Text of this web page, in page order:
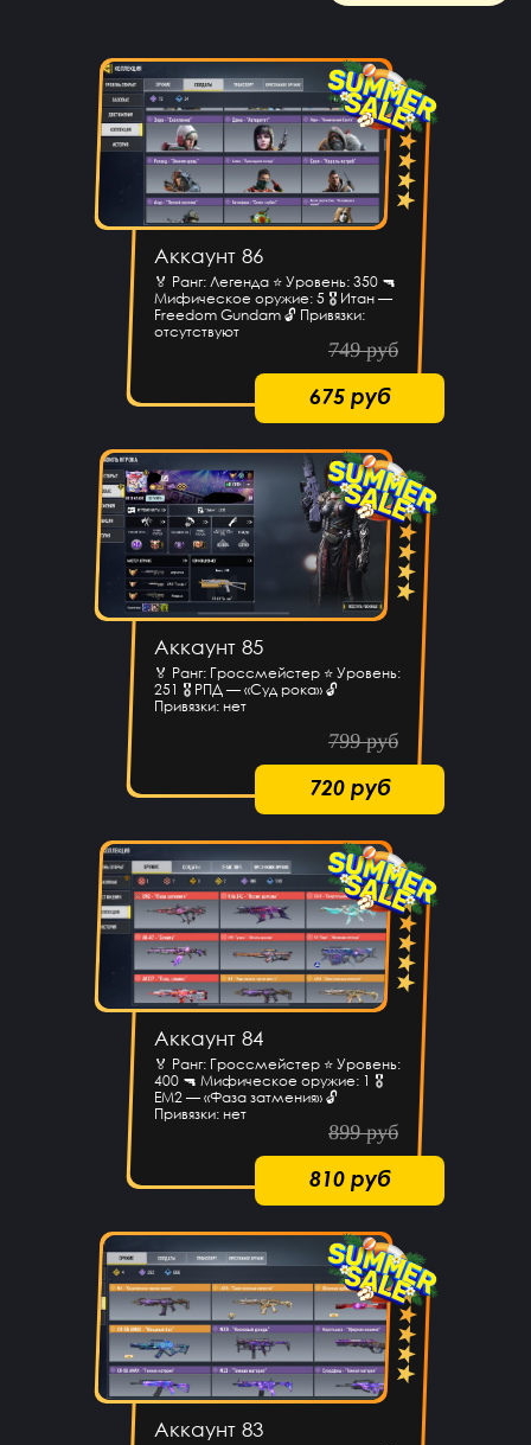
Аккаунт 86
🏅 Ранг: Легенда ⭐ Уровень: 350 🔫
Мифическое оружие: 5 🎖 Итан —
Freedom Gundam 🔓 Привязки:
отсутствуют
749 руб
675 руб
Аккаунт 85
🏅 Ранг: Гроссмейстер ⭐ Уровень:
251 🎖 РПД — «Суд рока» 🔓
Привязки: нет
799 руб
720 руб
Аккаунт 84
🏅 Ранг: Гроссмейстер ⭐ Уровень:
400 🔫 Мифическое оружие: 1 🎖
EM2 — «Фаза затмения» 🔓
Привязки: нет
899 руб
810 руб
Аккаунт 83